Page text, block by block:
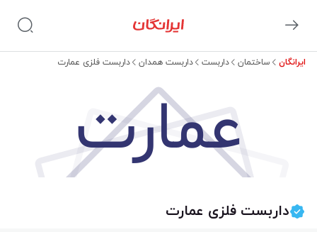
ایرانگان ساختمان داربست داربست همدان داربست فلزی عمارت
عمارت
داربست فلزی عمارت